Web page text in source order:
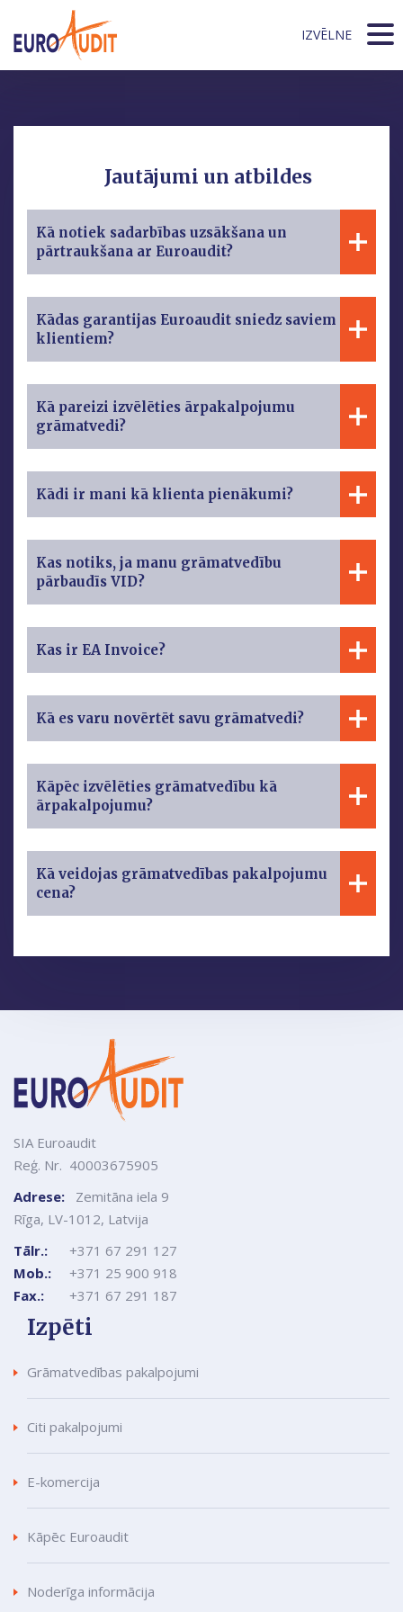
IZVĒLNE
Jautājumi un atbildes
Kā notiek sadarbības uzsākšana un
pārtraukšana ar Euroaudit?
Kādas garantijas Euroaudit sniedz saviem
klientiem?
Kā pareizi izvēlēties ārpakalpojumu
grāmatvedi?
Kādi ir mani kā klienta pienākumi?
Kas notiks, ja manu grāmatvedību
pārbaudīs VID?
Kas ir EA Invoice?
Kā es varu novērtēt savu grāmatvedi?
Kāpēc izvēlēties grāmatvedību kā
ārpakalpojumu?
Kā veidojas grāmatvedības pakalpojumu
cena?
SIA Euroaudit
Reģ. Nr. 40003675905
Adrese: Zemitāna iela 9
Rīga, LV-1012, Latvija
Tālr.: +371 67 291 127
Mob.: +371 25 900 918
Fax.: +371 67 291 187
Izpēti
Grāmatvedības pakalpojumi
Citi pakalpojumi
E-komercija
Kāpēc Euroaudit
Noderīga informācija